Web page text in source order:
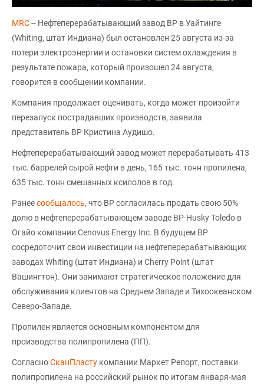
MRC-- Нефтеперерабатывающий завод BP в Уайтинге
(Whiting, штат Индиана) был остановлен 25 августа из-за
потери электроэнергии и остановки систем охлаждения в
результате пожара, который произошел 24 августа,
говорится в сообщении компании.
Компания продолжает оценивать, когда может произойти
перезапуск пострадавших производств, заявила
представитель BP Кристина Аудишо.
Нефтеперерабатывающий завод может перерабатывать 413
тыс. баррелей сырой нефти в день, 165 тыс. тонн пропилена,
635 тыс. тонн смешанных ксилолов в год.
Ранеесообщалось, что BP согласилась продать свою 50%
долю в нефтеперерабатывающем заводе BP-Husky Toledo в
Огайо компании Cenovus Energy Inc. В будущем BP
сосредоточит свои инвестиции на нефтеперерабатывающих
заводах Whiting (штат Индиана) и Cherry Point (штат
Вашингтон). Они занимают стратегическое положение для
обслуживания клиентов на Среднем Западе и Тихоокеанском
Северо-Западе.
Пропилен является основным компонентом для
производства полипропилена (ПП).
СогласноСканПласту компании Маркет Репорт, поставки
полипропилена на российский рынок по итогам января-мая